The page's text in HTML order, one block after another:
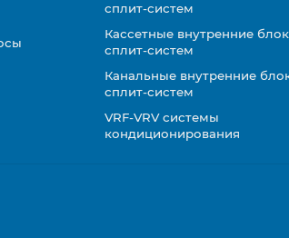
сплит-систем
Кассетные внутренние
сплит-систем
Канальные внутренние
сплит-систем
VRF-VRV системы
кондиционирования